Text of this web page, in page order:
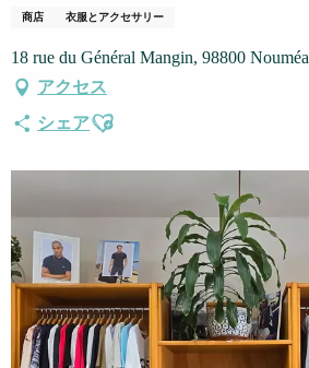
商店 衣服とアクセサリー
18 rue du Général Mangin, 98800 Nouméa
アクセス
シェアAjouter aux favoris